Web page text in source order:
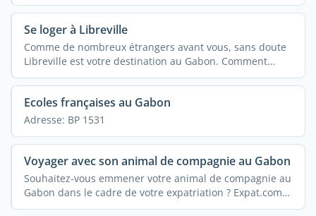
Se loger à Libreville
Comme de nombreux étrangers avant vous, sans doute
Libreville est votre destination au Gabon. Comment
rendre ...
Ecoles françaises au Gabon
Adresse: BP 1531
Voyager avec son animal de compagnie au Gabon
Souhaitez-vous emmener votre animal de compagnie au
Gabon dans le cadre de votre expatriation ? Expat.com
...